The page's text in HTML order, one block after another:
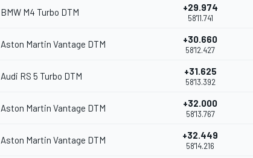
BMW M4 Turbo DTM +29.974
58'11.741
Aston Martin Vantage DTM +30.660
58'12.427
Audi RS 5 Turbo DTM +31.625
58'13.392
Aston Martin Vantage DTM +32.000
58'13.767
Aston Martin Vantage DTM +32.449
58'14.216